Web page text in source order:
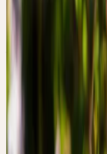
La qualité de
— distingue le
correspondance
(non la passion).
le froid physique
respiratoires —